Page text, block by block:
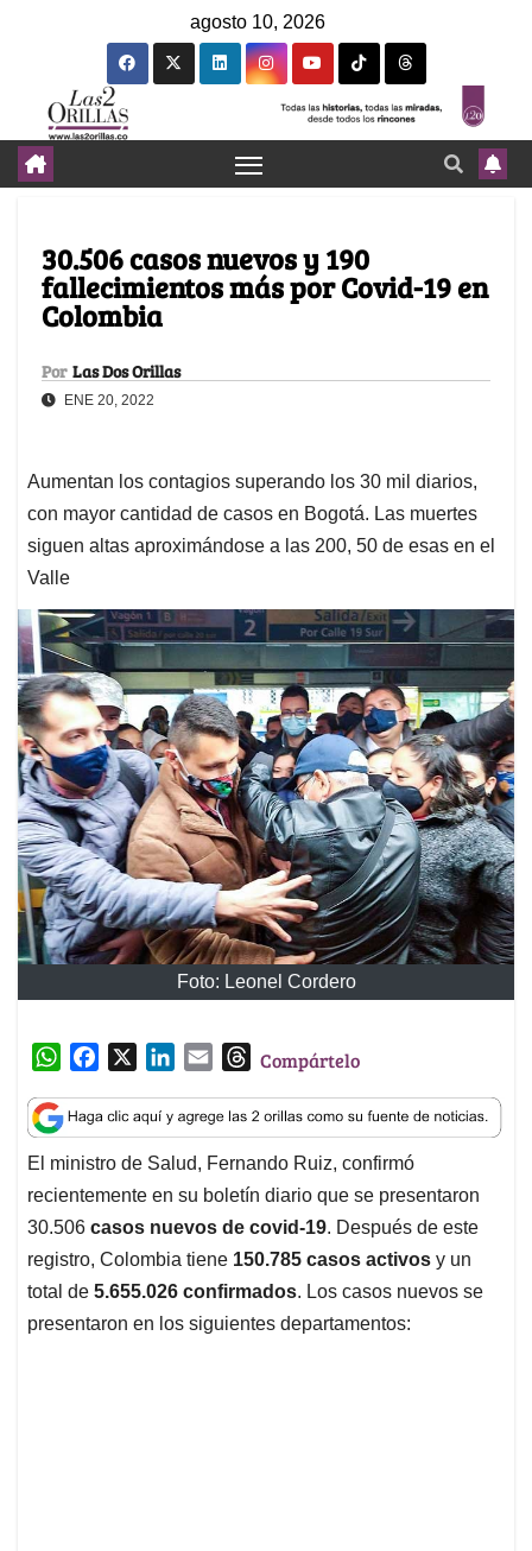
agosto 10, 2026
30.506 casos nuevos y 190
fallecimientos más por Covid-19 en
Colombia
Por Las Dos Orillas
ENE 20, 2022
Aumentan los contagios superando los 30 mil diarios,
con mayor cantidad de casos en Bogotá. Las muertes
siguen altas aproximándose a las 200, 50 de esas en el
Valle
Foto: Leonel Cordero
W
a
t
s
A
p
p
c
e
b
o
o
k
n
k
e
d
I
n
a
i
l
T
r
e
a
d
s
Compártelo
El ministro de Salud, Fernando Ruiz, confirmó
recientemente en su boletín diario que se presentaron
30.506 casos nuevos de covid-19. Después de este
registro, Colombia tiene 150.785 casos activos y un
total de 5.655.026 confirmados. Los casos nuevos se
presentaron en los siguientes departamentos: